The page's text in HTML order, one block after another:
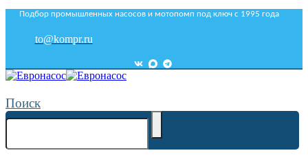
Подбор промышленных насосов и мотопомп под ключ с 1995 года
to@kompr.ru
Поиск